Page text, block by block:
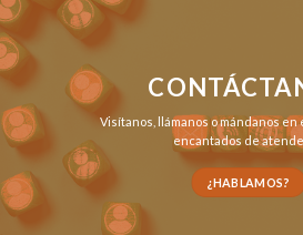
Visítanos, llámanosomándanos en
encantados de
¿HABLAMOS?